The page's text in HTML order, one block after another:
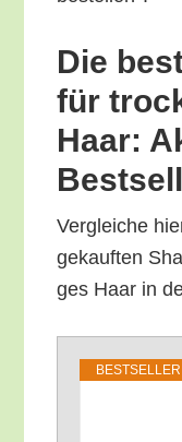
Die
für
Haar:
Ver­glei­che
ge­kauf­ten
ges Haar in